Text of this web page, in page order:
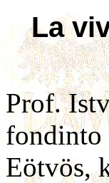
La
Prof.
fondinto
Eötvös,